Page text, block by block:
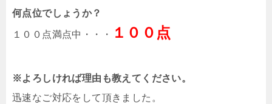
何点位でしょうか？
１００点満点中・・・ １００点
※よろしければ理由も教えてください。
迅速なご対応をして頂きました。